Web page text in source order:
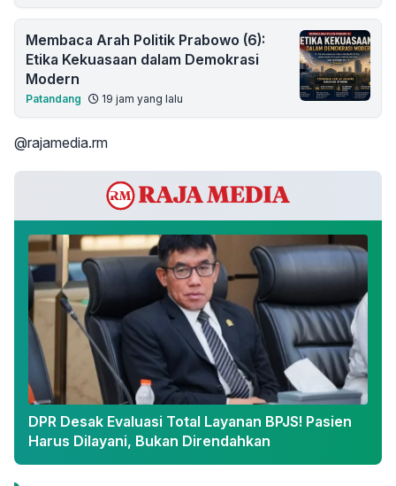
Membaca Arah Politik Prabowo (6):
Etika Kekuasaan dalam Demokrasi
Modern
Patandang 19 jam yang lalu
@rajamedia.rm
DPR Desak Evaluasi Total Layanan BPJS! Pasien
Harus Dilayani, Bukan Direndahkan